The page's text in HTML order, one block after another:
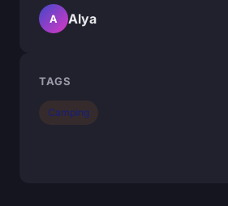
A Alya
TAGS
Camping